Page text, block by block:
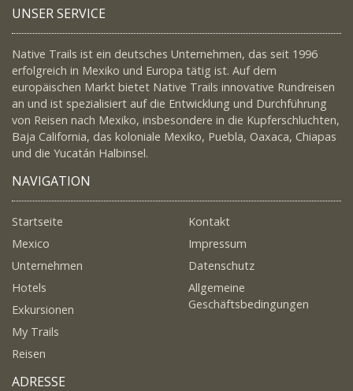
UNSER SERVICE
Native Trails ist ein deutsches Unternehmen, das seit 1996
erfolgreich in Mexiko und Europa tätig ist. Auf dem
europäischen Markt bietet Native Trails innovative Rundreisen
an und ist spezialisiert auf die Entwicklung und Durchführung
von Reisen nach Mexiko, insbesondere in die Kupferschluchten,
Baja California, das koloniale Mexiko, Puebla, Oaxaca, Chiapas
und die Yucatán Halbinsel.
NAVIGATION
Startseite
Mexico
Unternehmen
Hotels
Exkursionen
My Trails
Reisen
Kontakt
Impressum
Datenschutz
Allgemeine
Geschäftsbedingungen
ADRESSE